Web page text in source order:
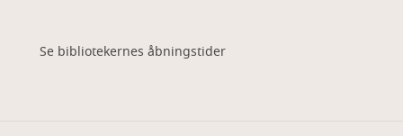
Se bibliotekernes åbningstider